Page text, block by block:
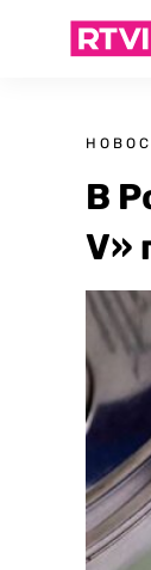
В
V»